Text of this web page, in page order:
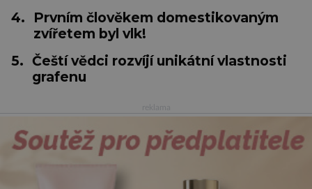
4.
Prvním člověkem domestikovaným
zvířetem byl vlk!
5. Čeští vědci rozvíjí unikátní vlastnosti
grafenu